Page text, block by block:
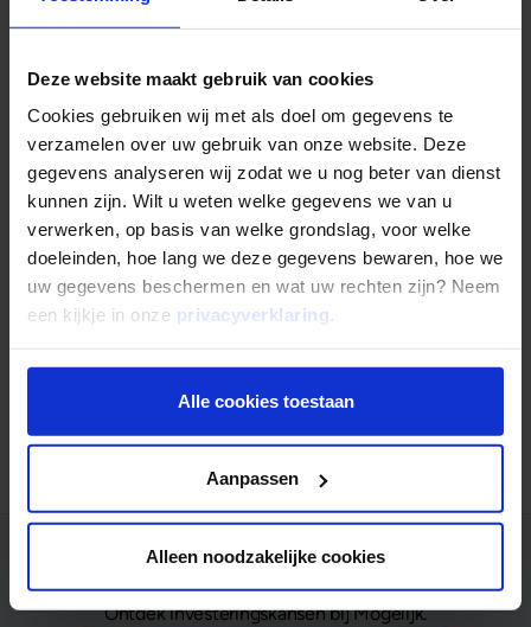
Deze website maakt gebruik van cookies
Cookies gebruiken wij met als doel om gegevens te
verzamelen over uw gebruik van onze website. Deze
gegevens analyseren wij zodat we u nog beter van dienst
kunnen zijn. Wilt u weten welke gegevens we van u
verwerken, op basis van welke grondslag, voor welke
doeleinden, hoe lang we deze gegevens bewaren, hoe we
uw gegevens beschermen en wat uw rechten zijn? Neem
een kijkje in onze privacyverklaring.
Alle cookies toestaan
Aanpassen
Alleen noodzakelijke cookies
Direct inschrijven?
U kunt zich ook als u wiltdirect inschrijvenom deel te
nemen aan het Mogelijk Zakelijk Vastgoed Fonds V.
Gepubliceerd op 22 mei 2023
Deel dit artikel:
Deel op LinkedIn
Deel via Whatsapp
Deel via email
Terug naar overzicht
Bent u op zoek naar manieren om uw geld te investeren?
Ontdek investeringskansen bij Mogelijk.